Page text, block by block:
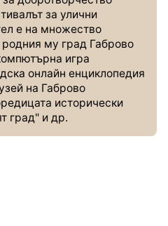
за улични
е на множество
родния му град Габрово
игра
онлайн енциклопедия
на Габрово
исторически
град" и др.